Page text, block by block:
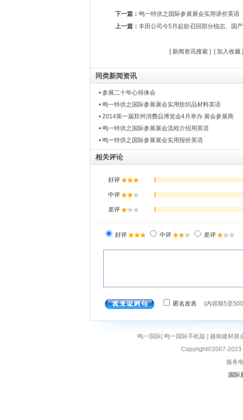
下一篇： 鸣一特供之国际参展展会实用讲价英语
上一篇： 丰田公司今5月起欲召回部分锐志、国
[ 新闻资讯搜索 ] [加入收藏
同类新闻资讯
• 参展二十年心得体会
• 鸣一特供之国际参展展会实用纺织品材料英语
• 2014第一届郑州消费品博览会4月举办 展会参展商
• 鸣一特供之国际参展展会流程介绍用英语
• 鸣一特供之国际参展展会实用报价英语
相关评论
鸣一国际| 鸣一国际手机版 | 越南建材展
Copyright©2007-2023
服务
国际